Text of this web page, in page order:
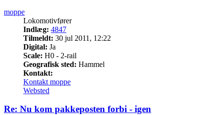
moppe
Lokomotivfører
Indlæg: 4847
Tilmeldt: 30 jul 2011, 12:22
Digital: Ja
Scale: H0 - 2-rail
Geografisk sted: Hammel
Kontakt:
Kontakt moppe
Websted
Re: Nu kom pakkeposten forbi - igen